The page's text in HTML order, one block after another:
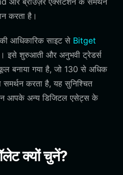
करता है।
आधिकारिक साइट से Bitget
इसे शुरुआती और अनुभवी ट्रेडर्स
बनाया गया है, जो 130 से अधिक
करता है, यह सुनिश्चित
आपके अन्य डिजिटल एसेट्स के
क्यों चुनें?